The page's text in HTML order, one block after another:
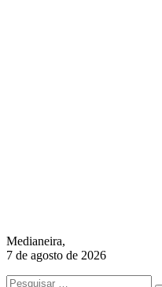
Medianeira,
7 de agosto de 2026